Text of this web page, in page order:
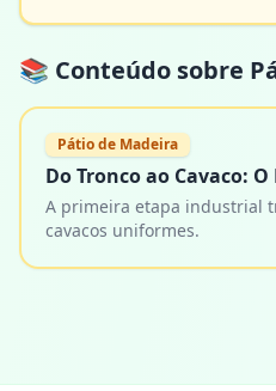
📚 Conteúdo sobre
Pátio de Madeira
Do Tronco ao Cavaco:
A primeira etapa industrial
cavacos uniformes.